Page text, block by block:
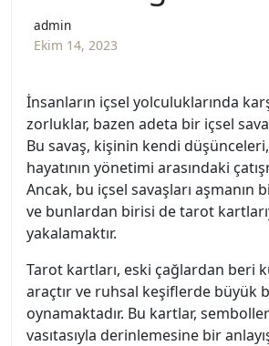
admin
Ekim 14, 2023
İnsanların içsel yolculuklarında
zorluklar, bazen adeta bir içsel
Bu savaş, kişinin kendi
hayatının yönetimi arasındaki
Ancak, bu içsel savaşları aşmanın
ve bunlardan birisi de tarot
yakalamaktır.
Tarot kartları, eski çağlardan beri
araçtır ve ruhsal keşiflerde büyük
oynamaktadır. Bu kartlar,
vasıtasıyla derinlemesine bir